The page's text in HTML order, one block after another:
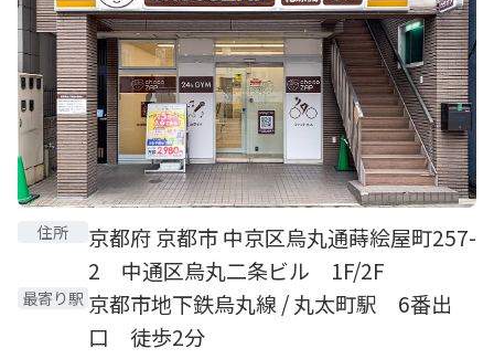
住所
京都府 京都市 中京区烏丸通蒔絵屋町257-
2 中通区烏丸二条ビル 1F/2F
最寄り駅 京都市地下鉄烏丸線 / 丸太町駅 6番出
口 徒歩2分